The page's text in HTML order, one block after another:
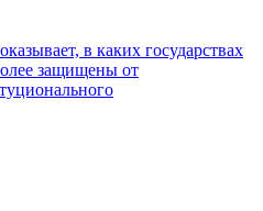
в каких государствах
защищены от